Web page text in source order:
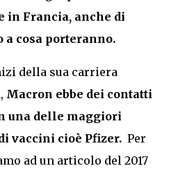
in Francia, anche di
a cosa porteranno.
della sua carriera
Macron ebbe dei contatti
una delle maggiori
vaccini cioè Pfizer. Per
ad un articolo del 2017